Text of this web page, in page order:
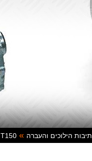
תיבות הילוכים והעברה T150